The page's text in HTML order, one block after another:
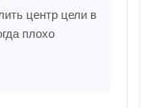
центр цели в
плохо